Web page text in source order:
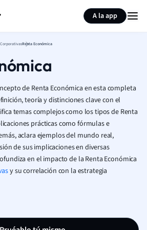
A la app
Renta Económica
de Renta Económica en esta completa
teoría y distinciones clave con el
temas complejos como los tipos de Renta
prácticas como fórmulas e
aclara ejemplos del mundo real,
de sus implicaciones en diversas
en el impacto de la Renta Económica
y su correlación con la estrategia
Resumir página